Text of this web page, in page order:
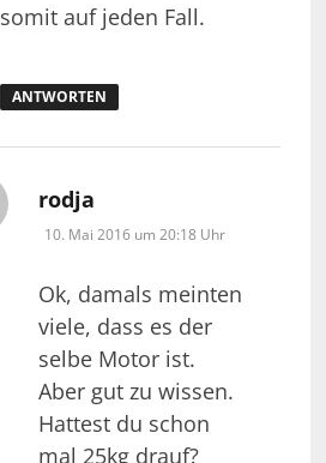
somit auf jeden Fall.
ANTWORTEN
rodja
10. Mai 2016 um 20:18 Uhr
Ok, damals meinten
viele, dass es der
selbe Motor ist.
Aber gut zu wissen.
Hattest du schon
mal 25kg drauf?